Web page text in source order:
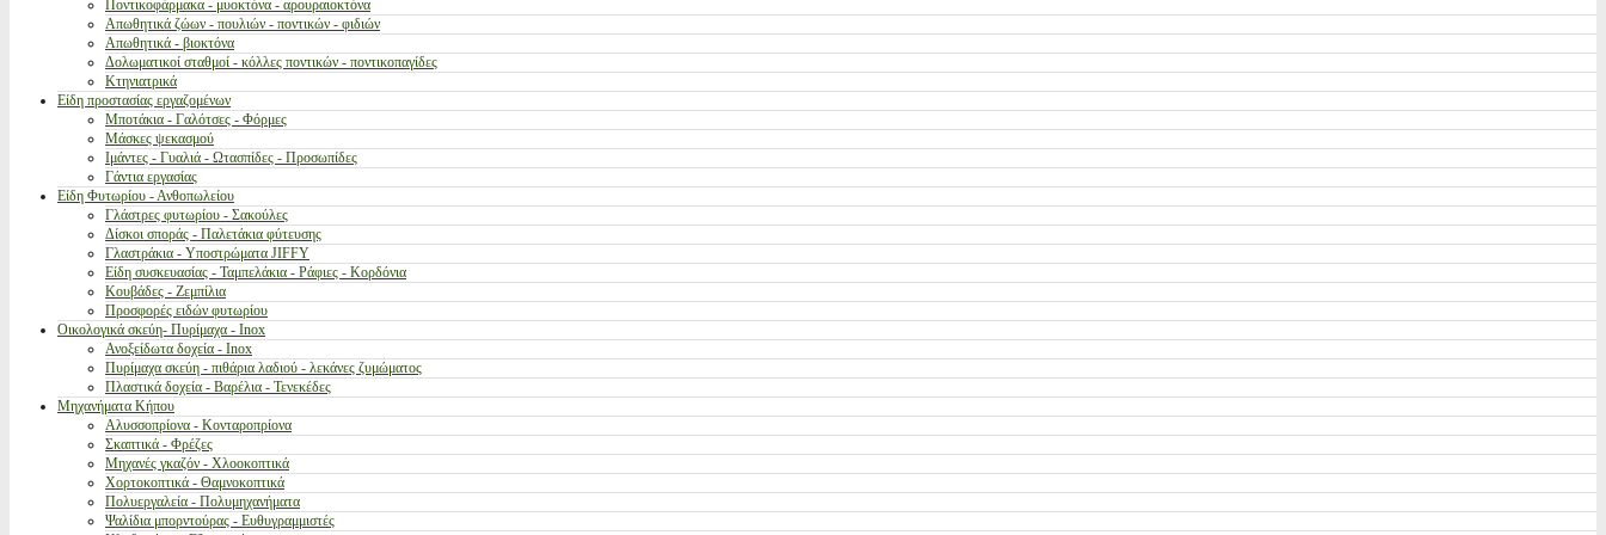
Ποντικοφάρμακα - μυοκτόνα - αρουραιοκτόνα
Απωθητικά ζώων - πουλιών - ποντικών - φιδιών
Απωθητικά - βιοκτόνα
Δολωματικοί σταθμοί - κόλλες ποντικών - ποντικοπαγίδες
Κτηνιατρικά
Είδη προστασίας εργαζομένων
Μποτάκια - Γαλότσες - Φόρμες
Μάσκες ψεκασμού
Ιμάντες - Γυαλιά - Ωτασπίδες - Προσωπίδες
Γάντια εργασίας
Είδη Φυτωρίου - Ανθοπωλείου
Γλάστρες φυτωρίου - Σακούλες
Δίσκοι σποράς - Παλετάκια φύτευσης
Γλαστράκια - Υποστρώματα JIFFY
Είδη συσκευασίας - Ταμπελάκια - Ράφιες - Κορδόνια
Κουβάδες - Ζεμπίλια
Προσφορές ειδών φυτωρίου
Οικολογικά σκεύη- Πυρίμαχα - Inox
Ανοξείδωτα δοχεία - Inox
Πυρίμαχα σκεύη - πιθάρια λαδιού - λεκάνες ζυμώματος
Πλαστικά δοχεία - Βαρέλια - Τενεκέδες
Μηχανήματα Κήπου
Αλυσσοπρίονα - Κονταροπρίονα
Σκαπτικά - Φρέζες
Μηχανές γκαζόν - Χλοοκοπτικά
Χορτοκοπτικά - Θαμνοκοπτικά
Πολυεργαλεία - Πολυμηχανήματα
Ψαλίδια μπορντούρας - Ευθυγραμμιστές